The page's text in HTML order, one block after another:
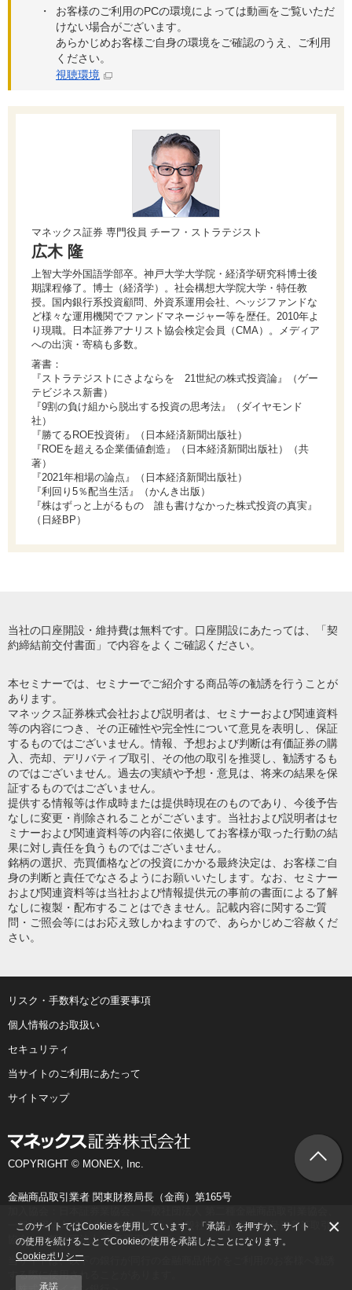
お客様のご利用のPCの環境によっては動画をご覧いただ
けない場合がございます。
あらかじめお客様ご自身の環境をご確認のうえ、ご利用
ください。
視聴環境
マネックス証券 専門役員 チーフ・ストラテジスト
広木 隆
上智大学外国語学部卒。神戸大学大学院・経済学研究科博士後
期課程修了。博士（経済学）。社会構想大学院大学・特任教
授。国内銀行系投資顧問、外資系運用会社、ヘッジファンドな
ど様々な運用機関でファンドマネージャー等を歴任。2010年よ
り現職。日本証券アナリスト協会検定会員（CMA）。メディア
への出演・寄稿も多数。
著書：
『ストラテジストにさよならを 21世紀の株式投資論』（ゲー
テビジネス新書）
『9割の負け組から脱出する投資の思考法』（ダイヤモンド
社）
『勝てるROE投資術』（日本経済新聞出版社）
『ROEを超える企業価値創造』（日本経済新聞出版社）（共
著）
『2021年相場の論点』（日本経済新聞出版社）
『利回り5％配当生活』（かんき出版）
『株はずっと上がるもの 誰も書けなかった株式投資の真実』
（日経BP）
当社の口座開設・維持費は無料です。口座開設にあたっては、「契
約締結前交付書面」で内容をよくご確認ください。
本セミナーでは、セミナーでご紹介する商品等の勧誘を行うことが
あります。
マネックス証券株式会社および説明者は、セミナーおよび関連資料
等の内容につき、その正確性や完全性について意見を表明し、保証
するものではございません。情報、予想および判断は有価証券の購
入、売却、デリバティブ取引、その他の取引を推奨し、勧誘するも
のではございません。過去の実績や予想・意見は、将来の結果を保
証するものではございません。
提供する情報等は作成時または提供時現在のものであり、今後予告
なしに変更・削除されることがございます。当社および説明者はセ
ミナーおよび関連資料等の内容に依拠してお客様が取った行動の結
果に対し責任を負うものではございません。
銘柄の選択、売買価格などの投資にかかる最終決定は、お客様ご自
身の判断と責任でなさるようにお願いいたします。なお、セミナー
および関連資料等は当社および情報提供元の事前の書面による了解
なしに複製・配布することはできません。記載内容に関するご質
問・ご照会等にはお応え致しかねますので、あらかじめご容赦くだ
さい。
リスク・手数料などの重要事項
個人情報のお取扱い
セキュリティ
当サイトのご利用にあたって
サイトマップ
COPYRIGHT © MONEX, Inc.
金融商品取引業者 関東財務局長（金商）第165号
一般社団法人 金融先物取引業協会、一般社団法人 日本暗号資産等取引業
協会、一般社団法人 資産運用業協会
当サイトは、以下の銀行が同行の金融商品仲介をご利用のお客様へ勧誘
する際に使用されることがあります。
このサイトではCookieを使用しています。「承諾」を押すか、サイト
の使用を続けることでCookieの使用を承諾したことになります。
Cookieポリシー
承諾
×